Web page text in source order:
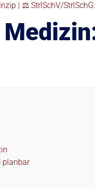
| ⚖️ StrlSchV/
planbar